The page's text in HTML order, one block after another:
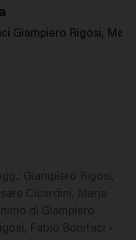
Giampiero Rigosi,
Giampiero Rigosi,
Cicardini, Maria
di Giampiero
Fabio Bonifaci -